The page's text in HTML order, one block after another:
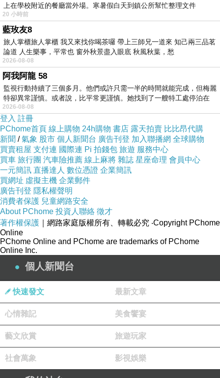
經典的黑mix 愛心?元素
打造帥氣也很女生的風格
上在學校附近的餐廳當外場。寒暑假白天到鎮公所幫忙整理文件
20 小時前
藍玫友8
旅人掌櫃旅人掌櫃 我又來找你喝茶囉 帶上三師兄一道來 知己兩三品茗
論道 人生樂事，平常也 窗外秋景盡入眼底 秋風秋葉，愁
2026-08-08
阿我阿龍 58
監視行動持續了三個多月。他們或許只需一半的時間就能完成，但梅麗
特卻異常謹慎。或者說，比平常更謹慎。她找到了一艘特工處停泊在
2026-08-08
登入 註冊
PChome首頁 線上購物 24h購物 書店 露天拍賣 比比昂代購
新聞 /氣象 股市 個人新聞台 廣告刊登 加入聯播網 全球購物
買賣租屋 支付連 國際連 Pi 拍錢包 旅遊 服務中心
買車 旅行團 汽車險推薦 線上麻將 雜誌 星座命理 會員中心
一元簡訊 直播達人 數位憑證 企業簡訊
買網址 虛擬主機 企業郵件
廣告刊登 隱私權聲明
消費者保護 兒童網路安全
About PChome 投資人聯絡 徵才
著作權保護 ｜網路家庭版權所有、轉載必究 ‧Copyright PChome
Online
PChome Online and PChome are trademarks of PChome
Online Inc.
個人新聞台
快速發文 最新文章
心情雜記 美食饗宴
藝文欣賞 旅遊玩家
社會萬象 影視娛樂